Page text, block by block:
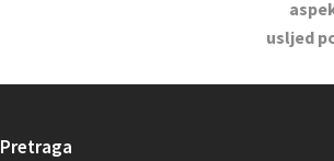
usljed
Pretraga